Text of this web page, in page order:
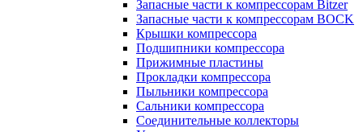
Запасные части к компрессорам Bitzer
Запасные части к компрессорам BOCK
Крышки компрессора
Подшипники компрессора
Прижимные пластины
Прокладки компрессора
Пыльники компрессора
Сальники компрессора
Соединительные коллекторы